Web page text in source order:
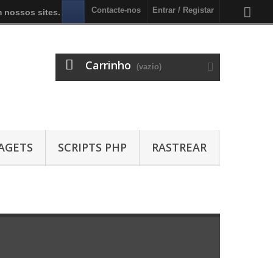
Entrar / Registar
Contacte-nos
Carrinho (vazio)
SCRIPTS PHP RASTREAR
nossos sites.